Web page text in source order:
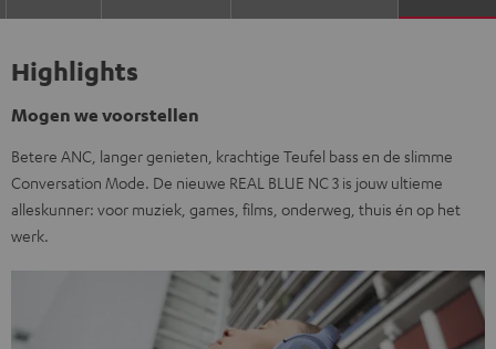
Highlights
Mogen we voorstellen
Betere ANC, langer genieten, krachtige Teufel bass en de slimme
Conversation Mode. De nieuwe REAL BLUE NC 3 is jouw ultieme
alleskunner: voor muziek, games, films, onderweg, thuis én op het
werk.